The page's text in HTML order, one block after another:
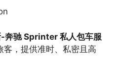
奔驰 Sprinter 私人包车服
客，提供准时、私密且高